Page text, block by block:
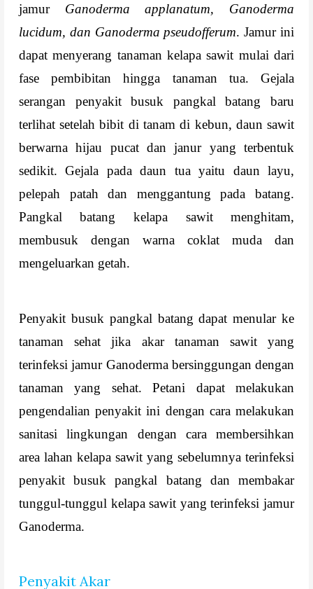
jamur Ganoderma applanatum, Ganoderma
lucidum, dan Ganoderma pseudofferum. Jamur ini
dapat menyerang tanaman kelapa sawit mulai dari
fase pembibitan hingga tanaman tua. Gejala
serangan penyakit busuk pangkal batang baru
terlihat setelah bibit di tanam di kebun, daun sawit
berwarna hijau pucat dan janur yang terbentuk
sedikit. Gejala pada daun tua yaitu daun layu,
pelepah patah dan menggantung pada batang.
Pangkal batang kelapa sawit menghitam,
membusuk dengan warna coklat muda dan
mengeluarkan getah.
Penyakit busuk pangkal batang dapat menular ke
tanaman sehat jika akar tanaman sawit yang
terinfeksi jamur Ganoderma bersinggungan dengan
tanaman yang sehat. Petani dapat melakukan
pengendalian penyakit ini dengan cara melakukan
sanitasi lingkungan dengan cara membersihkan
area lahan kelapa sawit yang sebelumnya terinfeksi
penyakit busuk pangkal batang dan membakar
tunggul-tunggul kelapa sawit yang terinfeksi jamur
Ganoderma.
Penyakit Akar